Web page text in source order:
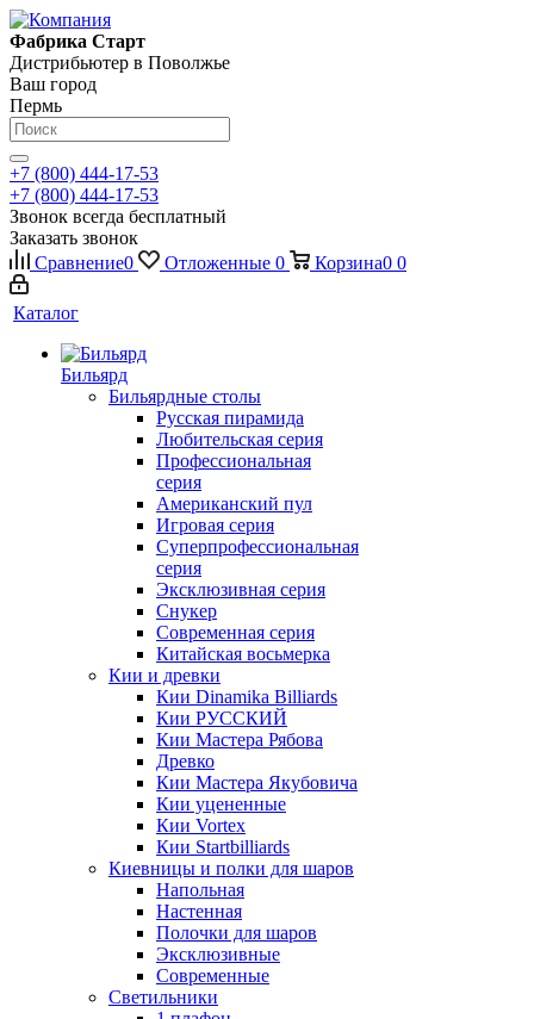
Фабрика Старт
Дистрибьютер в Поволжье
Ваш город
Пермь
+7 (800) 444-17-53
+7 (800) 444-17-53
Звонок всегда бесплатный
Заказать звонок
Сравнение0 Отложенные 0 Корзина0 0
Каталог
Бильярд
Бильярдные столы
Русская пирамида
Любительская серия
Профессиональная
серия
Американский пул
Игровая серия
Суперпрофессиональная
серия
Эксклюзивная серия
Снукер
Современная серия
Китайская восьмерка
Кии и древки
Кии Dinamika Billiards
Кии РУССКИЙ
Кии Мастера Рябова
Древко
Кии Мастера Якубовича
Кии уцененные
Кии Vortex
Кии Startbilliards
Киевницы и полки для шаров
Напольная
Настенная
Полочки для шаров
Эксклюзивные
Современные
Светильники